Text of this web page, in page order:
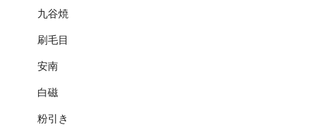
九谷焼
刷毛目
安南
白磁
粉引き